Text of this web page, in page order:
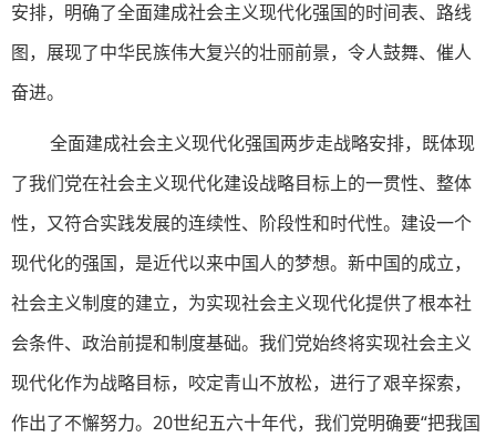
安排，明确了全面建成社会主义现代化强国的时间表、路线
图，展现了中华民族伟大复兴的壮丽前景，令人鼓舞、催人
奋进。
全面建成社会主义现代化强国两步走战略安排，既体现
了我们党在社会主义现代化建设战略目标上的一贯性、整体
性，又符合实践发展的连续性、阶段性和时代性。建设一个
现代化的强国，是近代以来中国人的梦想。新中国的成立，
社会主义制度的建立，为实现社会主义现代化提供了根本社
会条件、政治前提和制度基础。我们党始终将实现社会主义
现代化作为战略目标，咬定青山不放松，进行了艰辛探索，
作出了不懈努力。20世纪五六十年代，我们党明确要“把我国